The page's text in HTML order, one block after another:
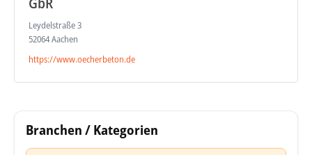
Leydelstraße 3
52064 Aachen
https://www.oecherbeton.de
Branchen / Kategorien